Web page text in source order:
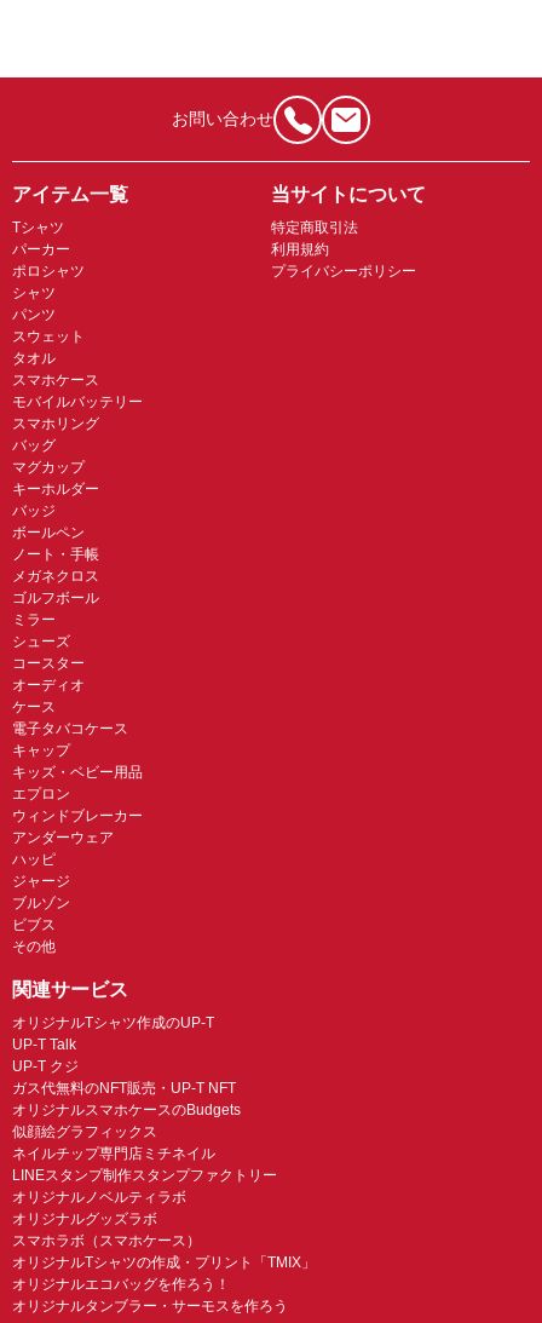
お問い合わせ
アイテム一覧
Tシャツ
パーカー
ポロシャツ
シャツ
パンツ
スウェット
タオル
スマホケース
モバイルバッテリー
スマホリング
バッグ
マグカップ
キーホルダー
バッジ
ボールペン
ノート・手帳
メガネクロス
ゴルフボール
ミラー
シューズ
コースター
オーディオ
ケース
電子タバコケース
キャップ
キッズ・ベビー用品
エプロン
ウィンドブレーカー
アンダーウェア
ハッピ
ジャージ
ブルゾン
ビブス
その他
当サイトについて
特定商取引法
利用規約
プライバシーポリシー
関連サービス
オリジナルTシャツ作成のUP-T
UP-T Talk
UP-T クジ
ガス代無料のNFT販売・UP-T NFT
オリジナルスマホケースのBudgets
似顔絵グラフィックス
ネイルチップ専門店ミチネイル
LINEスタンプ制作スタンプファクトリー
オリジナルノベルティラボ
オリジナルグッズラボ
スマホラボ（スマホケース）
オリジナルTシャツの作成・プリント「TMIX」
オリジナルエコバッグを作ろう！
オリジナルタンブラー・サーモスを作ろう